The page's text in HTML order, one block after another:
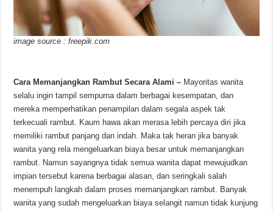
image source : freepik.com
Cara Memanjangkan Rambut Secara Alami – Mayoritas wanita
selalu ingin tampil sempurna dalam berbagai kesempatan, dan
mereka memperhatikan penampilan dalam segala aspek tak
terkecuali rambut. Kaum hawa akan merasa lebih percaya diri jika
memiliki rambut panjang dan indah. Maka tak heran jika banyak
wanita yang rela mengeluarkan biaya besar untuk memanjangkan
rambut. Namun sayangnya tidak semua wanita dapat mewujudkan
impian tersebut karena berbagai alasan, dan seringkali salah
menempuh langkah dalam proses memanjangkan rambut. Banyak
wanita yang sudah mengeluarkan biaya selangit namun tidak kunjung